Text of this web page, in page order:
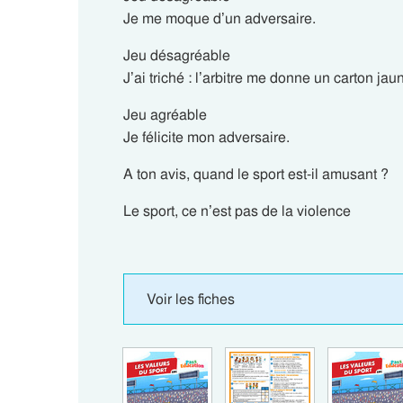
Je me moque d’un adversaire.
Jeu désagréable
J’ai triché : l’arbitre me donne un carton
Jeu agréable
Je félicite mon adversaire.
A ton avis, quand le sport est-il amusant ?
Le sport, ce n’est pas de la violence
Voir les fiches